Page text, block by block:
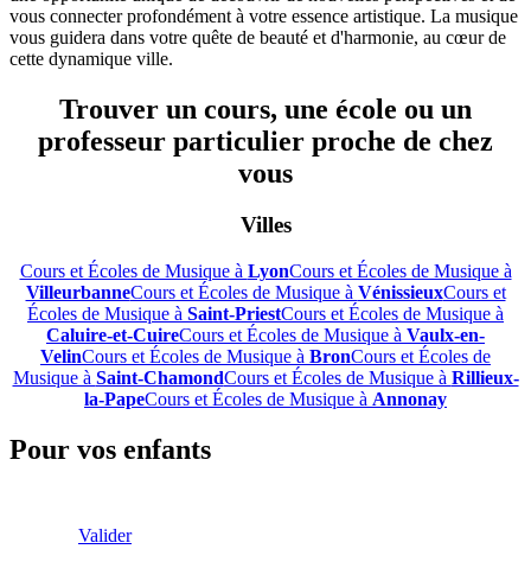
vous connecter profondément à votre essence artistique. La musique
vous guidera dans votre quête de beauté et d'harmonie, au cœur de
cette dynamique ville.
Trouver un cours, une école ou un
professeur particulier proche de chez
vous
Villes
Cours et Écoles de Musique à LyonCours et Écoles de Musique à
VilleurbanneCours et Écoles de Musique à VénissieuxCours et
Écoles de Musique à Saint-PriestCours et Écoles de Musique à
Caluire-et-CuireCours et Écoles de Musique à Vaulx-en-
VelinCours et Écoles de Musique à BronCours et Écoles de
Musique à Saint-ChamondCours et Écoles de Musique à Rillieux-
la-PapeCours et Écoles de Musique à Annonay
Pour vos enfants
Valider